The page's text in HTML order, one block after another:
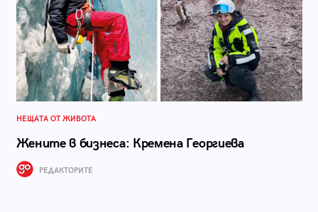
НЕЩАТА ОТ ЖИВОТА
Жените в бизнеса: Кремена Георгиева
РЕДАКТОРИТЕ